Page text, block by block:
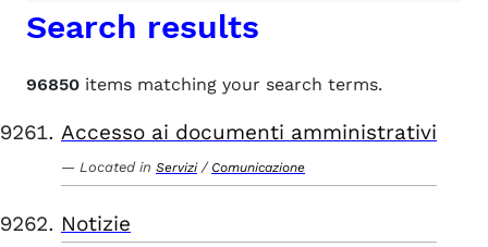
Search results
96850 items matching your search terms.
Accesso ai documenti amministrativi
Located in Servizi / Comunicazione
Notizie